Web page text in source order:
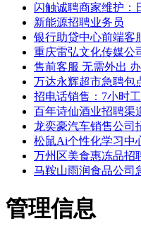
闪触诚聘商家维护：
新能源招聘业务员
银行助贷中心前端客
重庆雷弘文化传媒公
售前客服 无需外出
万达永辉超市急聘包
招电话销售：7小时
百年诗仙酒业招聘渠
龙奕豪汽车销售公司
松鼠Ai个性化学习中
万州区美食惠冻品招
马鞍山雨润食品公司
管理信息